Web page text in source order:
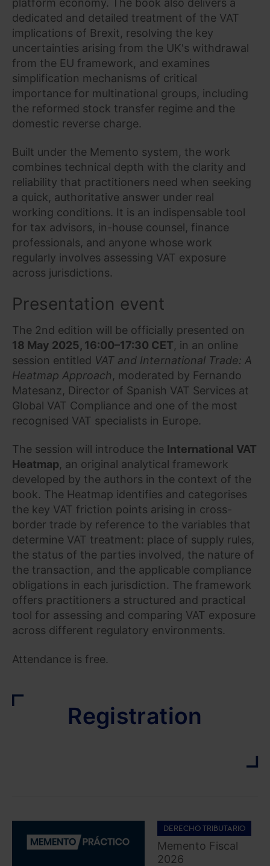
platform economy. The book also delivers a
dedicated and detailed treatment of the VAT
implications of Brexit, resolving the key
uncertainties arising from the UK's withdrawal
from the EU framework, and examines
simplification mechanisms of critical
importance for multinational groups, including
the reformed stock transfer regime and the
domestic reverse charge.
Built under the Memento system, the work
combines technical depth with the clarity and
reliability that practitioners need when seeking
a quick, authoritative answer under real
working conditions. It is an indispensable tool
for tax advisors, in-house counsel, finance
professionals, and anyone whose work
regularly involves assessing VAT exposure
across jurisdictions.
Presentation event
The 2nd edition will be officially presented on
18 May 2025, 16:00–17:30 CET, in an online
session entitled VAT and International Trade: A
Heatmap Approach, moderated by Fernando
Matesanz, Director of Spanish VAT Services at
Global VAT Compliance and one of the most
recognised VAT specialists in Europe.
The session will introduce the International VAT
Heatmap, an original analytical framework
developed by the authors in the context of the
book. The Heatmap identifies and categorises
the key VAT friction points arising in cross-
border trade by reference to the variables that
determine VAT treatment: place of supply rules,
the status of the parties involved, the nature of
the transaction, and the applicable compliance
obligations in each jurisdiction. The framework
offers practitioners a structured and practical
tool for assessing and comparing VAT exposure
across different regulatory environments.
Attendance is free.
Registration
DERECHO TRIBUTARIO
Memento Fiscal
2026